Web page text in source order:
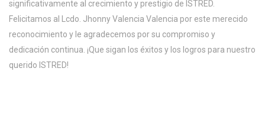
significativamente al crecimiento y prestigio de ISTRED.
Felicitamos al Lcdo. Jhonny Valencia Valencia por este merecido
reconocimiento y le agradecemos por su compromiso y
dedicación continua. ¡Que sigan los éxitos y los logros para nuestro
querido ISTRED!